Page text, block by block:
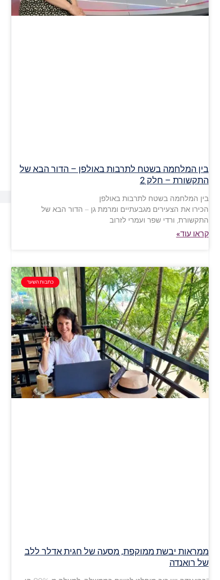
בין המלחמה בשטח לתרבות באולפן – הדור הבא של
התקשורת – חלק 2
בין המלחמה בשטח לתרבות באולפן
הכירו את הצעירים מגבעתיים ומרמת גן – הדור הבא של
התקשורת, ורדי שפר ועמרי לזרוב
קראו עוד»
כתבות השער
ממראות יבשת ממוקפת, מסעה של חגית אדלר ללב
של רואנדה